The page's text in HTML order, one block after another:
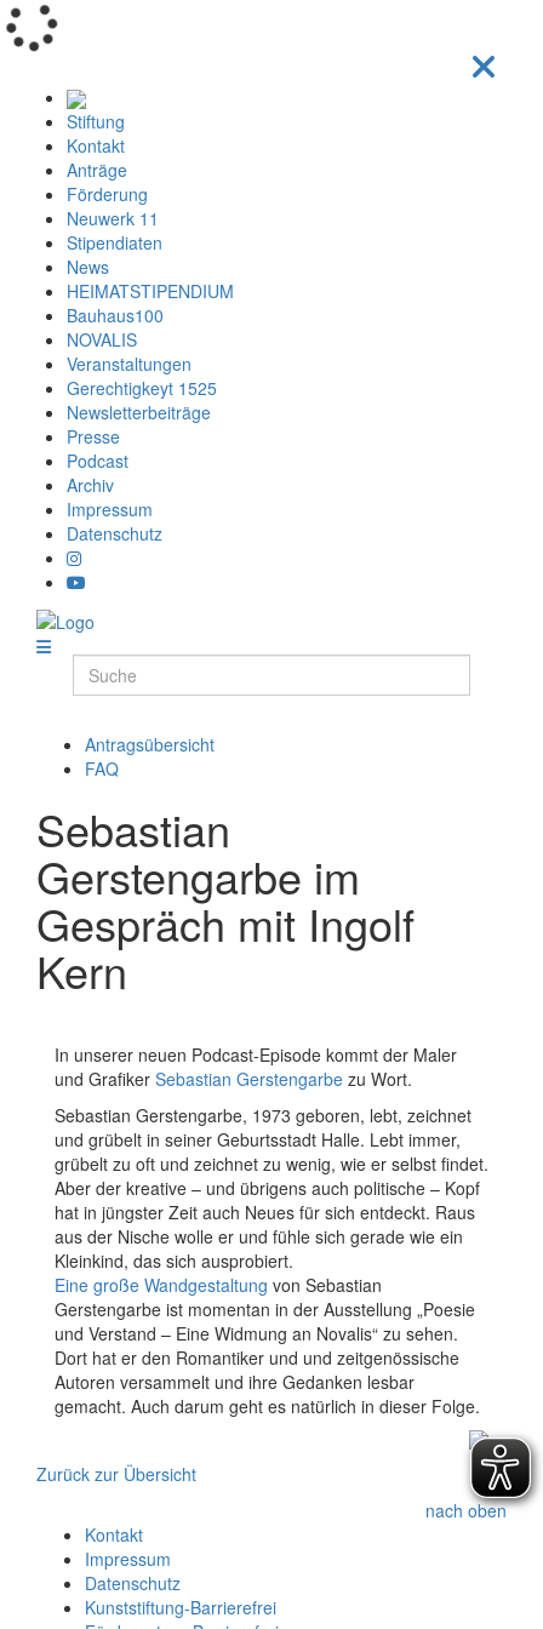
Stiftung
Kontakt
Anträge
Förderung
Neuwerk 11
Stipendiaten
News
HEIMATSTIPENDIUM
Bauhaus100
NOVALIS
Veranstaltungen
Gerechtigkeyt 1525
Newsletterbeiträge
Presse
Podcast
Archiv
Impressum
Datenschutz
Antragsübersicht
FAQ
Sebastian
Gerstengarbe im
Gespräch mit Ingolf
Kern
In unserer neuen Podcast-Episode kommt der Maler
und Grafiker Sebastian Gerstengarbe zu Wort.
Sebastian Gerstengarbe, 1973 geboren, lebt, zeichnet
und grübelt in seiner Geburtsstadt Halle. Lebt immer,
grübelt zu oft und zeichnet zu wenig, wie er selbst findet.
Aber der kreative – und übrigens auch politische – Kopf
hat in jüngster Zeit auch Neues für sich entdeckt. Raus
aus der Nische wolle er und fühle sich gerade wie ein
Kleinkind, das sich ausprobiert.
Eine große Wandgestaltung von Sebastian
Gerstengarbe ist momentan in der Ausstellung „Poesie
und Verstand – Eine Widmung an Novalis“ zu sehen.
Dort hat er den Romantiker und und zeitgenössische
Autoren versammelt und ihre Gedanken lesbar
gemacht. Auch darum geht es natürlich in dieser Folge.
Zurück zur Übersicht
nach oben
Kontakt
Impressum
Datenschutz
Kunststiftung-Barrierefrei